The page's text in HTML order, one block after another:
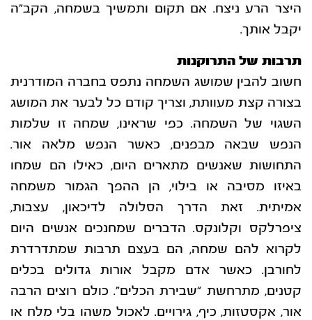
היצר הרע ניצח. אם תקום ותמשיך בשמחה, הקב”ה
יקבל אותך.
תרבות של התרוקנות
חשוב להבין שמושג השמחה נתפס בחברה המודרנית
בצורה קצת מעוותת, וצריך קודם כל לבער את המושג
השגוי של השמחה. כפי שראינו, שמחה זו שלמות
הנפש שבאה מבפנים, כאשר הנפש מלאה אור.
התחושות שאנשים מתארים היום, כאילו הם שמחו
באיזו מסיבה או בילוי, הן ההפך הגמור משמחה
אמיתית. זאת הדרך הסלולה לדיכאון, עצבות,
ציפרלקס וקלונקס. הדברים שמחנכים אנשים היום
לקרוא להם שמחה, הם בעצם תרבות שמתדרדרת
לחורבן. כאשר אדם מקבל אורות גדולים בכלים
קטנים, מתרחשת “שבירת הכלים”. כולם רוצים הרבה
אור, אקסטזות, כיף, גירויים. לאכול משהו בלי מלח או